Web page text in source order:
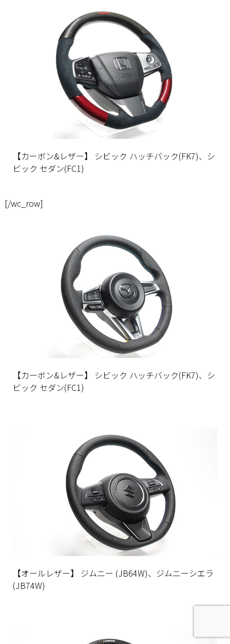
【カーボン&レザー】 シビック ハッチバック(FK7)、シ
ビック セダン(FC1)
[/wc_row]
【カーボン&レザー】 シビック ハッチバック(FK7)、シ
ビック セダン(FC1)
【オールレザー】 ジムニー (JB64W)、ジムニーシエラ
(JB74W)